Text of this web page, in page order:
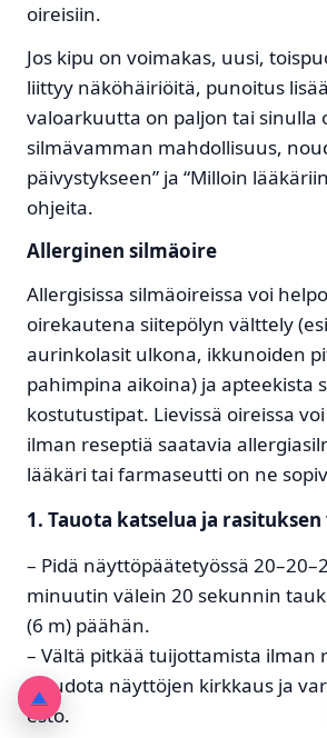
oireisiin.
Jos kipu on voimakas, uusi,
liittyy näköhäiriöitä, punoitus
valoarkuutta on paljon tai sinulla
silmävamman mahdollisuus,
päivystykseen” ja “Milloin
ohjeita.
Allerginen silmäoire
Allergisissa silmäoireissa voi
oirekautena siitepölyn välttely
aurinkolasit ulkona, ikkunoiden
pahimpina aikoina) ja apteekista
kostutustipat. Lievissä oireissa
ilman reseptiä saatavia
lääkäri tai farmaseutti on ne
1. Tauota katselua ja
– Pidä näyttöpäätetyössä
minuutin välein 20 sekunnin
(6 m) päähän.
– Vältä pitkää tuijottamista ilman
– Pudota näyttöjen kirkkaus ja
esto.
▲